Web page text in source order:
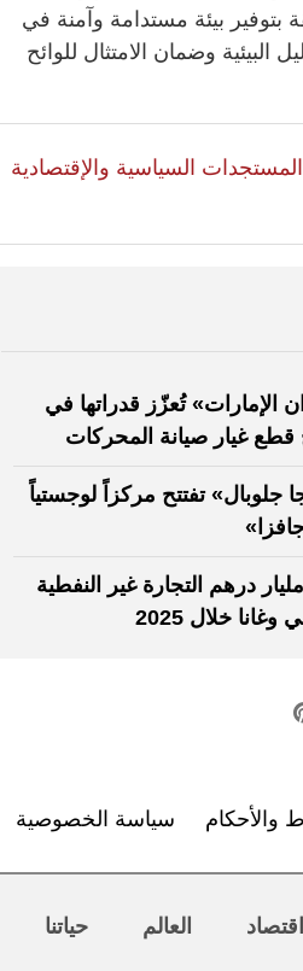
بتوفير بيئة مستدامة وآمنة في
وضمان الامتثال للوائح
المستجدات السياسية والإقتصادية
الإمارات» تُعزّز قدراتها في
قطع غيار صيانة المحركات
جلوبال» تفتتح مركزاً لوجستياً
39.6 مليار درهم التجارة غير النفطية
وغانا خلال 2025
والأحكام سياسة الخصوصية
اقتصاد العالم حياتنا